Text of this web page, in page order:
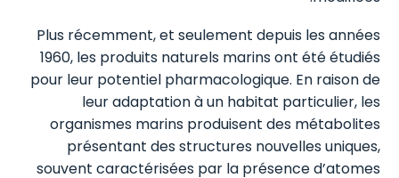
Plus récemment, et seulement depuis les années
1960, les produits naturels marins ont été étudiés
pour leur potentiel pharmacologique. En raison de
leur adaptation à un habitat particulier, les
organismes marins produisent des métabolites
présentant des structures nouvelles uniques,
souvent caractérisées par la présence d’atomes